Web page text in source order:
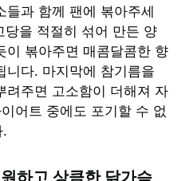
들과 함께 팬에 볶아주세
당을 적절히 섞어 만든 양
이 볶아주면 매콤달콤한 향
니다. 마지막에 참기름을
려주면 고소함이 더해져 자
어트 중에도 포기할 수 없
.
하고 상큼한 닭가슴